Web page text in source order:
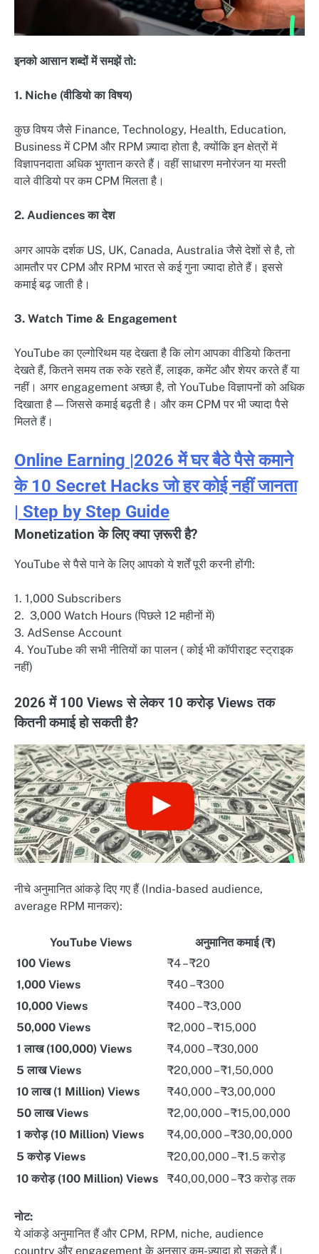
इनको आसान शब्दों में समझें तो:
1. Niche (वीडियो का विषय)
कुछ विषय जैसे Finance, Technology, Health, Education,
Business में CPM और RPM ज़्यादा होता है, क्योंकि इन क्षेत्रों में
विज्ञापनदाता अधिक भुगतान करते हैं। वहीं साधारण मनोरंजन या मस्ती
वाले वीडियो पर कम CPM मिलता है।
2. Audiences का देश
अगर आपके दर्शक US, UK, Canada, Australia जैसे देशों से है, तो
आमतौर पर CPM और RPM भारत से कई गुना ज्यादा होते हैं। इससे
कमाई बढ़ जाती है।
3. Watch Time & Engagement
YouTube का एल्गोरिथम यह देखता है कि लोग आपका वीडियो कितना
देखते हैं, कितने समय तक रुके रहते हैं, लाइक, कमेंट और शेयर करते हैं या
नहीं। अगर engagement अच्छा है, तो YouTube विज्ञापनों को अधिक
दिखाता है — जिससे कमाई बढ़ती है। और कम CPM पर भी ज्यादा पैसे
मिलते हैं।
Online Earning |2026 में घर बैठे पैसे कमाने
के 10 Secret Hacks जो हर कोई नहीं जानता
| Step by Step Guide
Monetization के लिए क्या ज़रूरी है?
YouTube से पैसे पाने के लिए आपको ये शर्तें पूरी करनी होंगी:
1. 1,000 Subscribers
2. 3,000 Watch Hours (पिछले 12 महीनों में)
3. AdSense Account
4. YouTube की सभी नीतियों का पालन ( कोई भी कॉपीराइट स्ट्राइक
नहीं)
2026 में 100 Views से लेकर 10 करोड़ Views तक
कितनी कमाई हो सकती है?
नीचे अनुमानित आंकड़े दिए गए हैं (India-based audience,
average RPM मानकर):
YouTube Views
अनुमानित कमाई (₹)
100 Views
₹4 – ₹20
1,000 Views
₹40 – ₹300
10,000 Views
₹400 – ₹3,000
50,000 Views
₹2,000 – ₹15,000
1 लाख (100,000) Views
₹4,000 – ₹30,000
5 लाख Views
₹20,000 – ₹1,50,000
10 लाख (1 Million) Views
₹40,000 – ₹3,00,000
50 लाख Views
₹2,00,000 – ₹15,00,000
1 करोड़ (10 Million) Views
₹4,00,000 – ₹30,00,000
5 करोड़ Views
₹20,00,000 – ₹1.5 करोड़
10 करोड़ (100 Million) Views
₹40,00,000 – ₹3 करोड़ तक
नोट:
ये आंकड़े अनुमानित हैं और CPM, RPM, niche, audience
country और engagement के अनुसार कम-ज़्यादा हो सकते हैं।